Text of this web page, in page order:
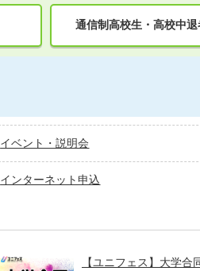
通信制高校生・高校中退
イベント・説明会
インターネット申込
【ユニフェス】大学合